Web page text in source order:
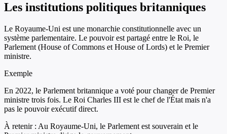
Les institutions politiques britanniques
Le Royaume-Uni est une monarchie constitutionnelle avec un
système parlementaire. Le pouvoir est partagé entre le Roi, le
Parlement (House of Commons et House of Lords) et le Premier
ministre.
Exemple
En 2022, le Parlement britannique a voté pour changer de Premier
ministre trois fois. Le Roi Charles III est le chef de l'État mais n'a
pas le pouvoir exécutif direct.
À retenir : Au Royaume-Uni, le Parlement est souverain et le